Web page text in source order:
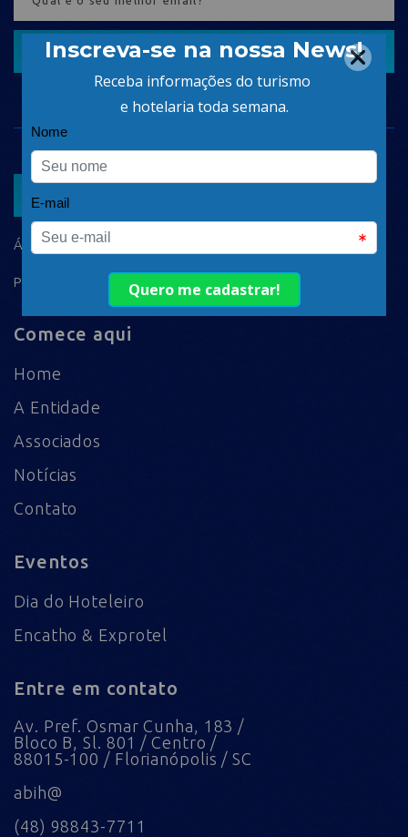
CADASTRAR
ÁREA DO ASSOCIADO
POLÍTICA DE PRIVACIDADE
Comece aqui
Home
A Entidade
Associados
Notícias
Contato
Eventos
Dia do Hoteleiro
Encatho & Exprotel
Entre em contato
Av. Pref. Osmar Cunha, 183 /
Bloco B, Sl. 801 / Centro /
88015-100 / Florianópolis / SC
abih@
(48) 98843-7711